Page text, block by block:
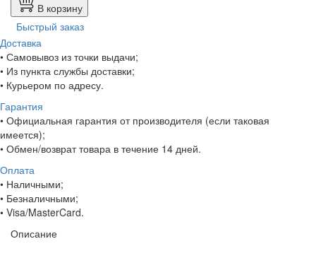
В корзину
Быстрый заказ
Доставка
• Самовывоз из точки выдачи;
• Из пункта службы доставки;
• Курьером по адресу.
Гарантия
• Официальная гарантия от производителя (если таковая
имеется);
• Обмен/возврат товара в течение 14 дней.
Оплата
• Наличными;
• Безналичными;
• Visa/MasterCard.
Описание